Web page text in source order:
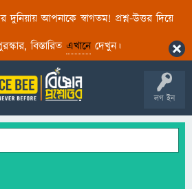
দুনিয়ায় আপনাকে স্বাগতম! প্রশ্ন-উত্তর দিয়ে
বিস্তারিত এখানেদেখুন।
লগ ইন